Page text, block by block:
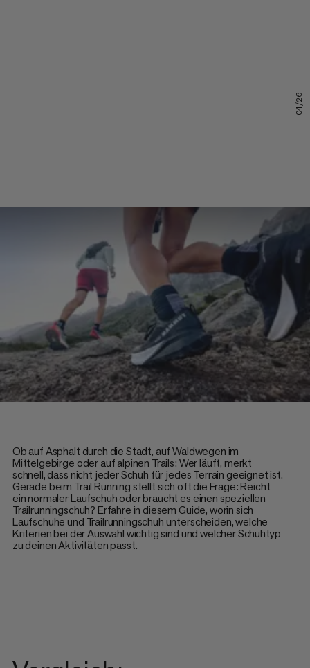
04/26
Ob auf Asphalt durch die Stadt, auf Waldwegen im
Mittelgebirge oder auf alpinen Trails: Wer läuft, merkt
schnell, dass nicht jeder Schuh für jedes Terrain geeignet ist.
Gerade beim Trail Running stellt sich oft die Frage: Reicht
ein normaler Laufschuh oder braucht es einen speziellen
Trailrunningschuh? Erfahre in diesem Guide, worin sich
Laufschuhe und Trailrunningschuh unterscheiden, welche
Kriterien bei der Auswahl wichtig sind und welcher Schuhtyp
zu deinen Aktivitäten passt.